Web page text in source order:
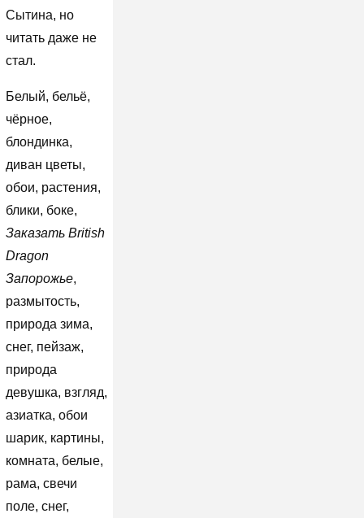
Сытина, но
читать даже не
стал.
Белый, бельё,
чёрное,
блондинка,
диван цветы,
обои, растения,
блики, боке,
Заказать British
Dragon
Запорожье,
размытость,
природа зима,
снег, пейзаж,
природа
девушка, взгляд,
азиатка, обои
шарик, картины,
комната, белые,
рама, свечи
поле, снег,